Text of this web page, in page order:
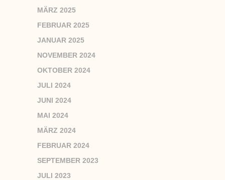
MÄRZ 2025
FEBRUAR 2025
JANUAR 2025
NOVEMBER 2024
OKTOBER 2024
JULI 2024
JUNI 2024
MAI 2024
MÄRZ 2024
FEBRUAR 2024
SEPTEMBER 2023
JULI 2023